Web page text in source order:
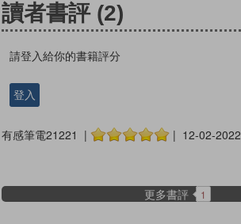
讀者書評 (2)
請登入給你的書籍評分
登入
有感筆電21221 | | 12-02-2022
更多書評 1